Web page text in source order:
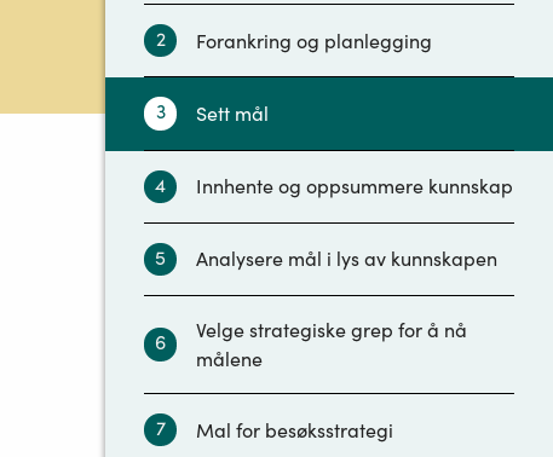
2 Forankring og planlegging
3 Sett mål
4 Innhente og oppsummere kunnskap
5 Analysere mål i lys av kunnskapen
6
Velge strategiske grep for å nå
målene
7 Mal for besøksstrategi